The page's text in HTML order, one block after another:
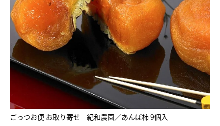
ごっつお便 お取り寄せ 紀和農園／あんぽ柿 9個入